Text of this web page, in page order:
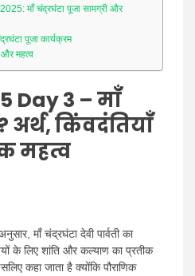
2025: माँ चंद्रघंटा पूजा सामग्री और
पूजा कार्यक्रम
महत्व
Day 3 – माँ
अर्थ, किंवदंतियाँ
महत्व
माँ चंद्रघंटा देवी पार्वती का
के लिए शांति और कल्याण का प्रतीक
कहा जाता है क्योंकि पौराणिक